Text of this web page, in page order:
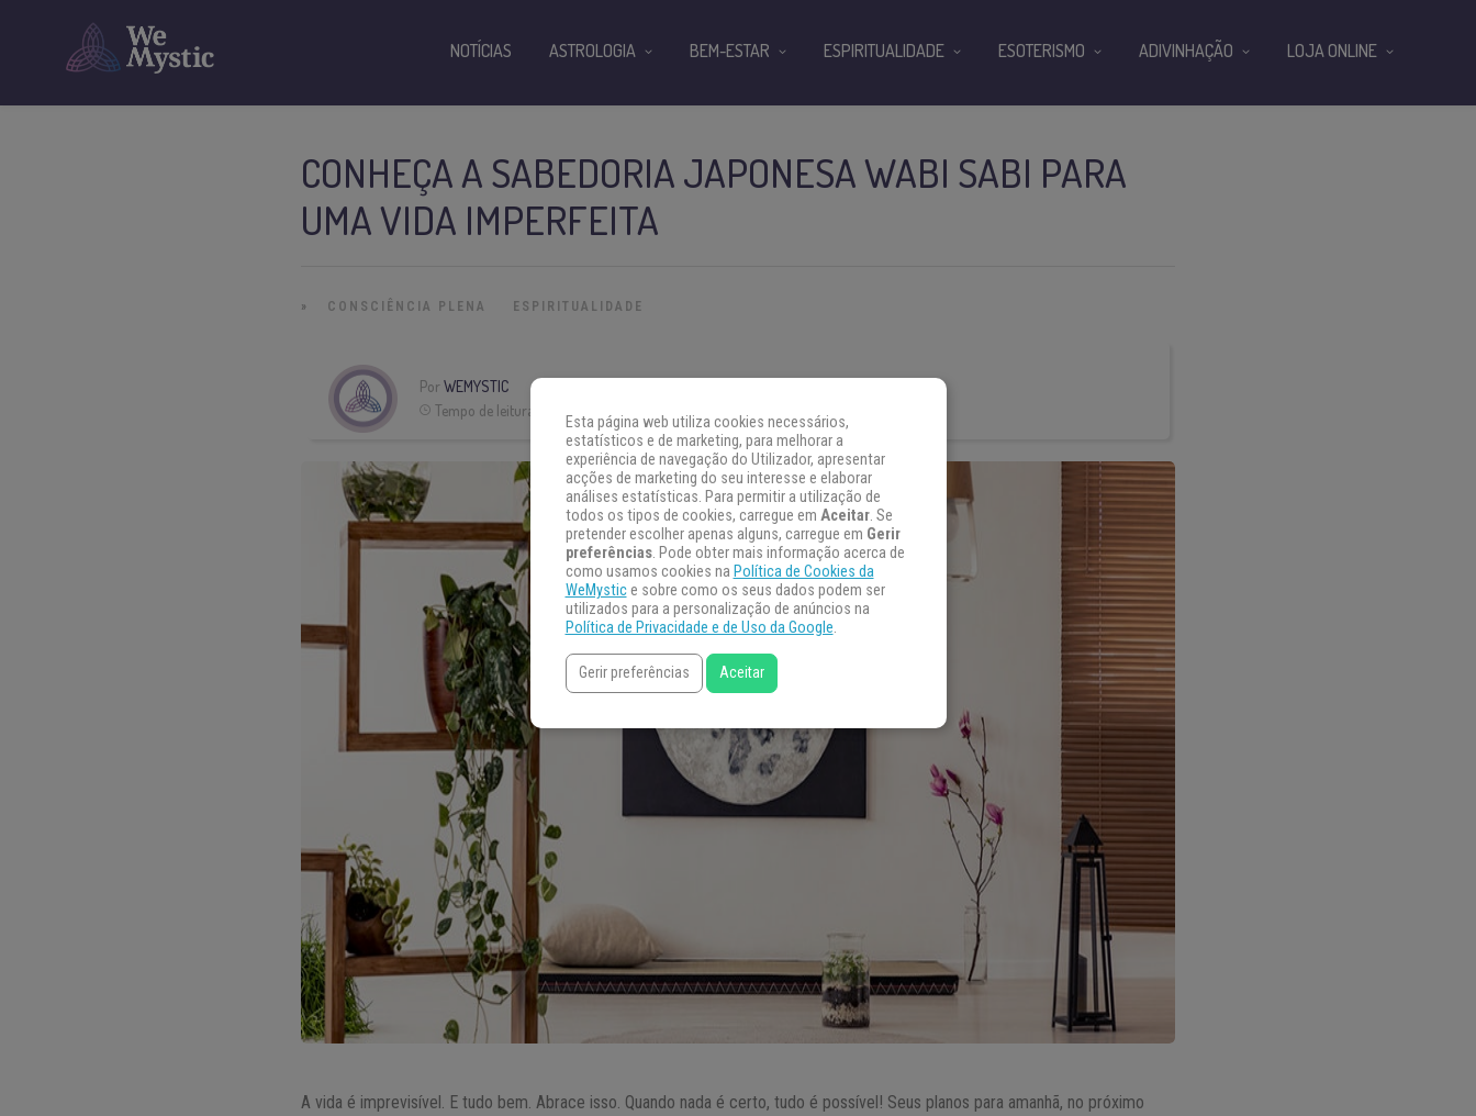
CONHEÇA A SABEDORIA JAPONESA WABI SABI PARA
UMA VIDA IMPERFEITA
» CONSCIÊNCIA PLENA ESPIRITUALIDADE
PorWEMYSTIC
Tempo de leitura:
A vida é imprevisível. E tudo bem. Abrace isso. Quando nada é certo, tudo é possível! Seus planos para amanhã, no próximo
NOTÍCIAS ASTROLOGIA BEM-ESTAR ESPIRITUALIDADE ESOTERISMO ADIVINHAÇÃO LOJA ONLINE
Esta página web utiliza cookies necessários,
estatísticos e de marketing, para melhorar a
experiência de navegação do Utilizador, apresentar
acções de marketing do seu interesse e elaborar
análises estatísticas. Para permitir a utilização de
todos os tipos de cookies, carregue em Aceitar. Se
pretender escolher apenas alguns, carregue em Gerir
preferências. Pode obter mais informação acerca de
como usamos cookies na Política de Cookies da
WeMystice sobre como os seus dados podem ser
utilizados para a personalização de anúncios na
Política de Privacidade e de Uso da Google.
Gerir preferências Aceitar